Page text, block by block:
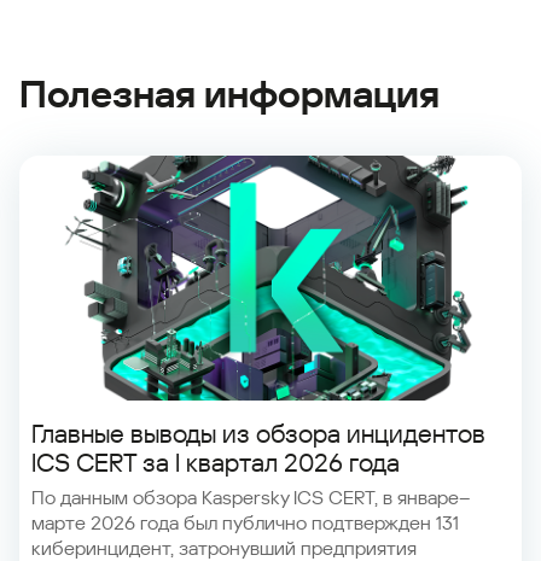
Полезная информация
Главные выводы из обзора инцидентов
ICS CERT за I квартал 2026 года
По данным обзора Kaspersky ICS CERT, в январе–
марте 2026 года был публично подтвержден 131
киберинцидент, затронувший предприятия